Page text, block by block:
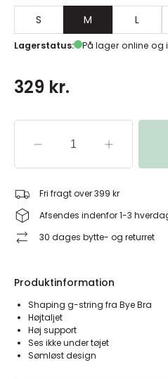
S
M L
Lagerstatus: På lager online og i
329 kr.
Fri fragt over 399 kr
Afsendes indenfor 1-3
30 dages bytte- og returret
Produktinformation
Shaping g-string fra Bye Bra
Højtaljet
Høj support
Ses ikke under tøjet
Sømløst design